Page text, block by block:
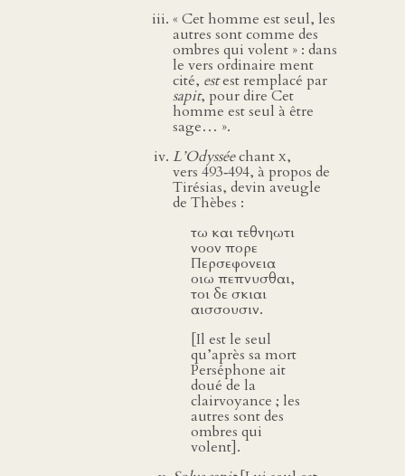
« Cet homme est seul, les
autres sont comme des
ombres qui volent » : dans
le vers ordinaire ment
cité, estest remplacé par
sapit, pour dire Cet
homme est seul à être
sage… ».
L’Odysséechantx,
vers 493‑494, à propos de
Tirésias, devin aveugle
de Thèbes :
τω και τεθνηωτι
νοον πορε
Περσεφονεια
οιω πεπνυσθαι,
τοι δε σκιαι
αισσουσιν.
[Il est le seul
qu’après sa mort
Perséphone ait
doué de la
clairvoyance ; les
autres sont des
ombres qui
volent].